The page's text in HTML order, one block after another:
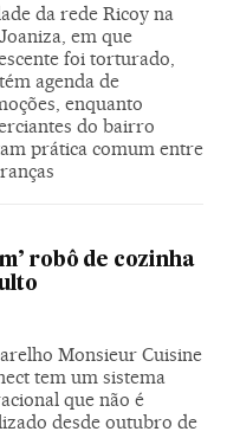
da rede Ricoy na
em que
foi torturado,
agenda de
enquanto
do bairro
prática comum entre
robô de cozinha
Monsieur Cuisine
tem um sistema
que não é
desde outubro de